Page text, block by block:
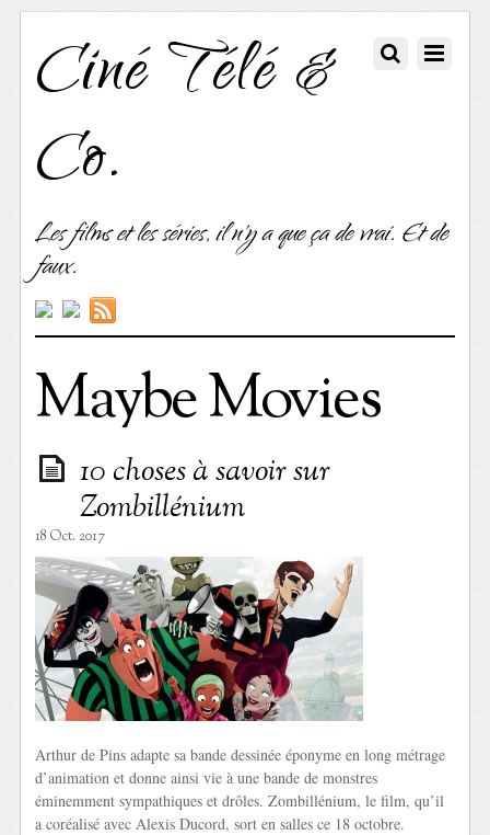
Ciné Télé &
Co.
Les films et les séries, il n'y a que ça de vrai. Et de
faux.
Maybe Movies
10 choses à savoir sur
Zombillénium
18 Oct. 2017
Arthur de Pins adapte sa bande dessinée éponyme en long métrage
d’animation et donne ainsi vie à une bande de monstres
éminemment sympathiques et drôles. Zombillénium, le film, qu’il
a coréalisé avec Alexis Ducord, sort en salles ce 18 octobre.